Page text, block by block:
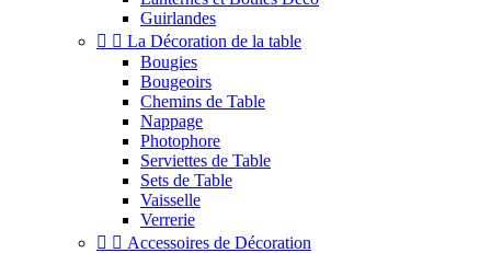
Guirlandes
  La Décoration de la table
Bougies
Bougeoirs
Chemins de Table
Nappage
Photophore
Serviettes de Table
Sets de Table
Vaisselle
Verrerie
  Accessoires de Décoration